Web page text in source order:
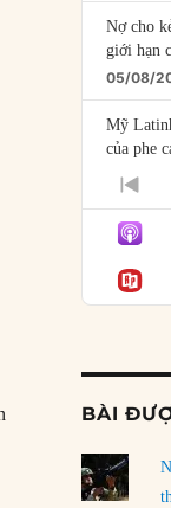
thủ Nga tại hội
Nợ cho
giới hạn
05/08/
Mỹ
của phe
04/08/
Tại sao
Ngoại
04/08/
03/08/
Đặt cược
rủi ro
02/08/
BÀI